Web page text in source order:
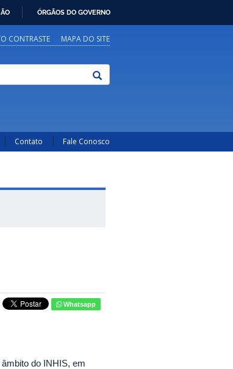
ÓRGÃOS DO GOVERNO
CONTRASTE MAPA DO SITE
Contato Fale Conosco
Whatsapp
do INHIS, em